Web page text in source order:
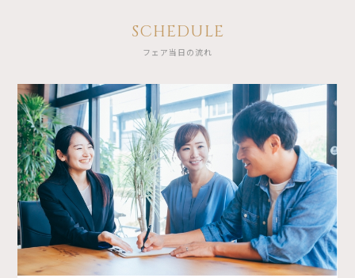
SCHEDULE
フェア当日の流れ